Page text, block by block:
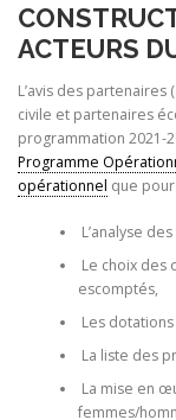
ACTEURS
L’avis des
civile et partenaires
programmation 2021-
Programme
opérationnel que pour
L’analyse
Le choix des
escomptés,
Les
La liste des
La mise en
femmes/